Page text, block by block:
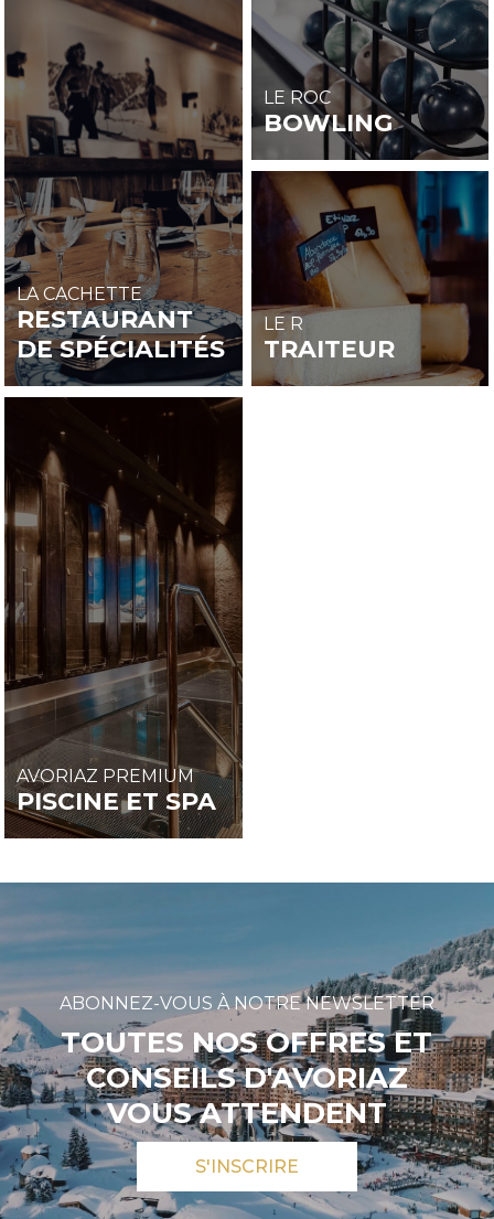
LA CACHETTE
RESTAURANT
DE SPÉCIALITÉS
LE ROC
BOWLING
LE R
TRAITEUR
AVORIAZ PREMIUM
PISCINE ET SPA
ABONNEZ-VOUS À NOTRE NEWSLETTER
TOUTES NOS OFFRES ET
CONSEILS D'AVORIAZ
VOUS ATTENDENT
S'INSCRIRE